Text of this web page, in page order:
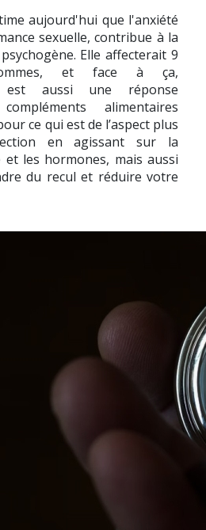
aujourd'hui que l'anxiété
sexuelle, contribue à la
Elle affecterait 9
et face à ça,
est aussi une réponse
alimentaires
ce qui est de l’aspect plus
en agissant sur la
les hormones, mais aussi
du recul et réduire votre